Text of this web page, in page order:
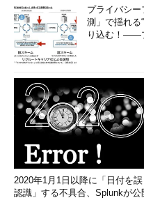
プ名」と実行します。
コマンド実行例
（グループにパスワードを
gpasswd -r グループ名
（グループからパスワード
プライバシ
測」で揺れる
り込む！――
2020年1月1日以降に「日付を誤
認識」する不具合、Splunkが公